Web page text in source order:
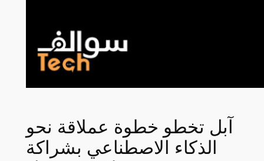
آبل تخطو خطوة عملاقة نحو
الذكاء الاصطناعي بشراكة